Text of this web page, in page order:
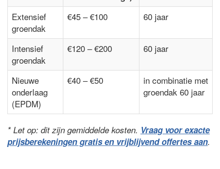
Extensief
groendak
€45 – €100 60 jaar
Intensief
groendak
€120 – €200 60 jaar
Nieuwe
onderlaag
(EPDM)
€40 – €50
in combinatie met
groendak 60 jaar
* Let op: dit zijn gemiddelde kosten. Vraag voor exacte
prijsberekeningen gratis en vrijblijvend offertes aan.